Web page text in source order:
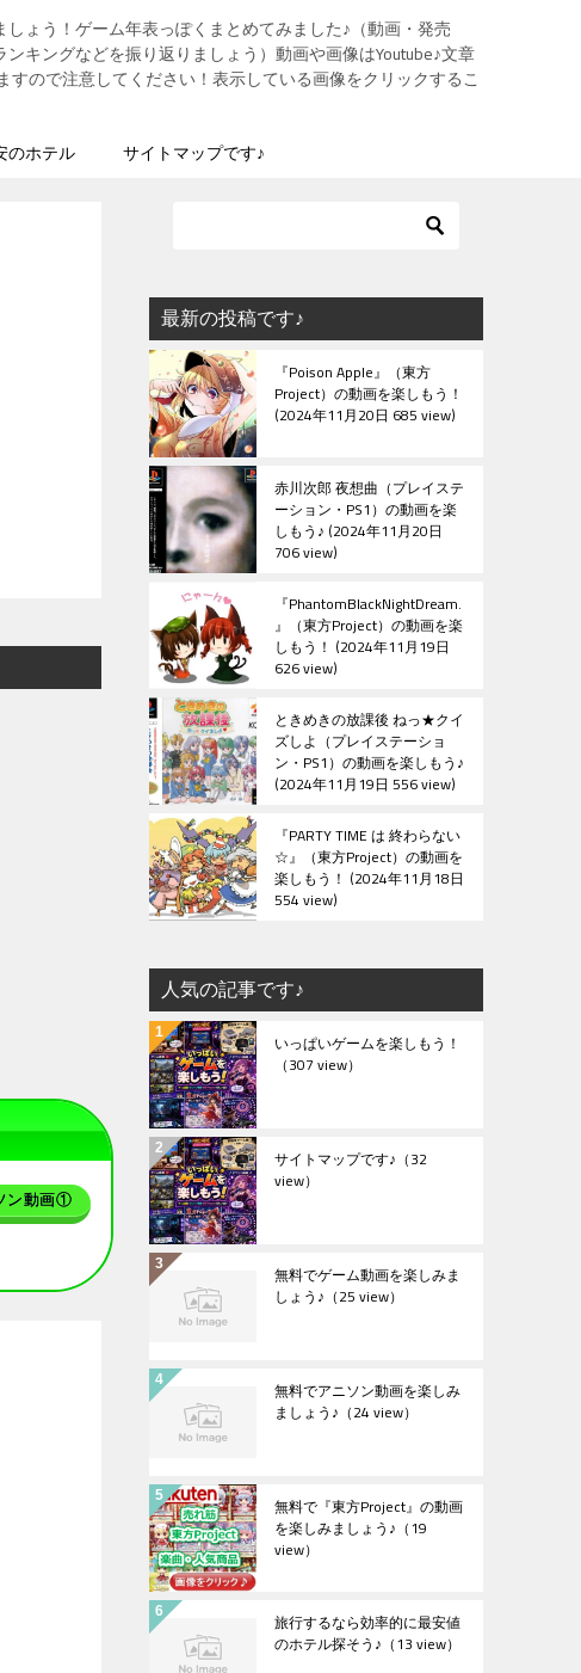
ょう！ゲーム年表っぽくまとめてみました♪（動画・発売
キングなどを振り返りましょう）動画や画像はYoutube♪文章
すので注意してください！表示している画像をクリックするこ
のホテル サイトマップです♪
ン動画①
最新の投稿です♪
『Poison Apple』（東方
Project）の動画を楽しもう！
2024年11月20日 685 view
赤川次郎 夜想曲（プレイステ
ーション・PS1）の動画を楽
しもう♪ 2024年11月20日
706 view
『PhantomBlackNightDream.
』（東方Project）の動画を楽
しもう！ 2024年11月19日
626 view
ときめきの放課後 ねっ★クイ
ズしよ（プレイステーショ
ン・PS1）の動画を楽しもう♪
2024年11月19日 556 view
『PARTY TIME は 終わらない
☆』（東方Project）の動画を
楽しもう！ 2024年11月18日
554 view
人気の記事です♪
いっぱいゲームを楽しもう！
（307 view）
サイトマップです♪ （32
view）
無料でゲーム動画を楽しみま
しょう♪ （25 view）
無料でアニソン動画を楽しみ
ましょう♪ （24 view）
無料で『東方Project』の動画
を楽しみましょう♪ （19
view）
旅行するなら効率的に最安値
のホテル探そう♪ （13 view）